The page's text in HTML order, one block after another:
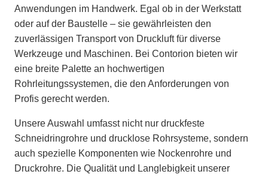
Anwendungen im Handwerk. Egal ob in der Werkstatt
oder auf der Baustelle – sie gewährleisten den
zuverlässigen Transport von Druckluft für diverse
Werkzeuge und Maschinen. Bei Contorion bieten wir
eine breite Palette an hochwertigen
Rohrleitungssystemen, die den Anforderungen von
Profis gerecht werden.
Unsere Auswahl umfasst nicht nur druckfeste
Schneidringrohre und drucklose Rohrsysteme, sondern
auch spezielle Komponenten wie Nockenrohre und
Druckrohre. Die Qualität und Langlebigkeit unserer